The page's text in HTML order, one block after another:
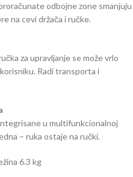
odbojne zone smanjuju
na cevi držača i ručke.
za upravljanje se može vrlo
Radi transporta i
u multifunkcionalnoj
– ruka ostaje na ručki.
6.3 kg